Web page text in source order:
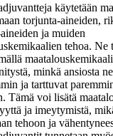
käytetään
torjunta-aineiden,
ja muiden
tehoa. Ne
minkä ansiosta
ja tarttuvat
Tämä voi lisätä
ja imeytymistä,
tehoon ja